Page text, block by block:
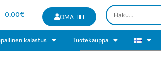
0.00€ OMA TILI
kalastus Tuotekauppa